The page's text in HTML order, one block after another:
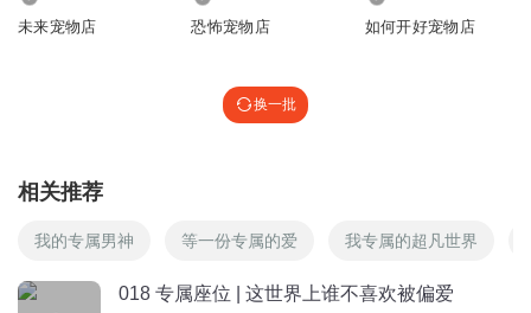
回复
未来宠物店 恐怖宠物店 如何开好宠物店
换一批
相关推荐
我的专属男神 等一份专属的爱 我专属的超凡世界
018 专属座位 | 这世界上谁不喜欢被偏爱